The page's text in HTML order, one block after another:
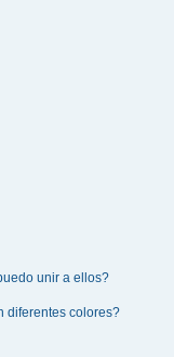
unir a ellos?
diferentes colores?